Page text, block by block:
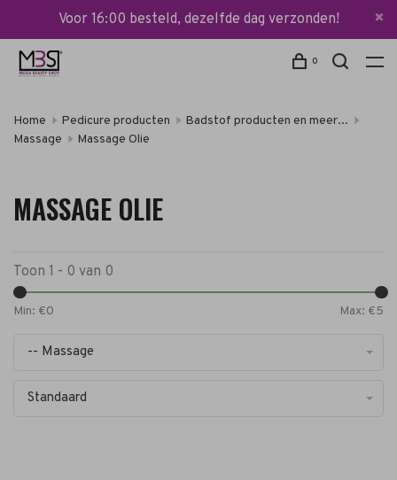
Voor 16:00 besteld, dezelfde dag verzonden!
0
Home Pedicure producten
Badstof producten en meer...
Massage
Massage Olie
MASSAGE OLIE
Toon 1 - 0 van 0
Min: €0 Max: €5
-- Massage
Standaard